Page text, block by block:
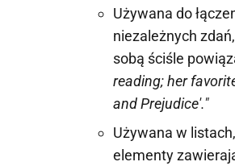
Używana do
niezależnych
sobą ściśle
reading; her
and Prejudice'."
Używana w
elementy